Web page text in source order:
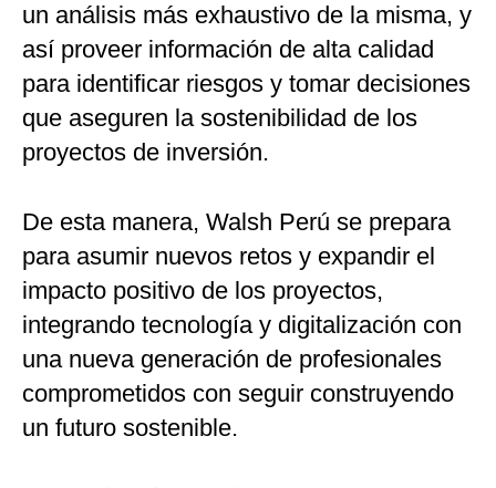
un análisis más exhaustivo de la misma, y
así proveer información de alta calidad
para identificar riesgos y tomar decisiones
que aseguren la sostenibilidad de los
proyectos de inversión.
De esta manera, Walsh Perú se prepara
para asumir nuevos retos y expandir el
impacto positivo de los proyectos,
integrando tecnología y digitalización con
una nueva generación de profesionales
comprometidos con seguir construyendo
un futuro sostenible.